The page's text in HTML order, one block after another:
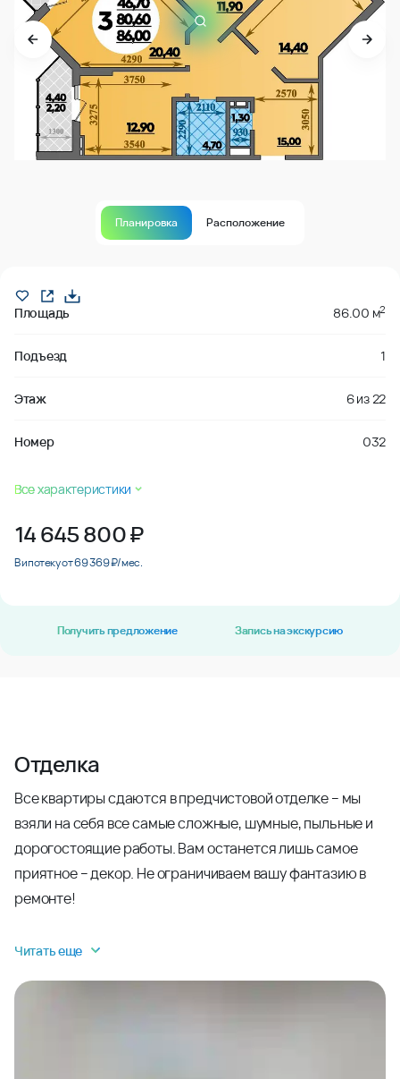
Планировка Расположение
Площадь 86.00 м2
Подъезд 1
Этаж 6из22
Номер 032
Все характеристики
14 645 800₽
В ипотеку от 69 369 ₽/мес.
Получить предложение Запись на экскурсию
Отделка
Все квартиры сдаются в предчистовой отделке – мы
взяли на себя все самые сложные, шумные, пыльные и
дорогостоящие работы. Вам останется лишь самое
приятное – декор. Не ограничиваем вашу фантазию в
ремонте!
Читать еще